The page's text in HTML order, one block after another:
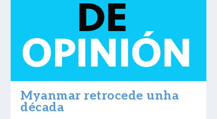
Myanmar retrocede unha
década